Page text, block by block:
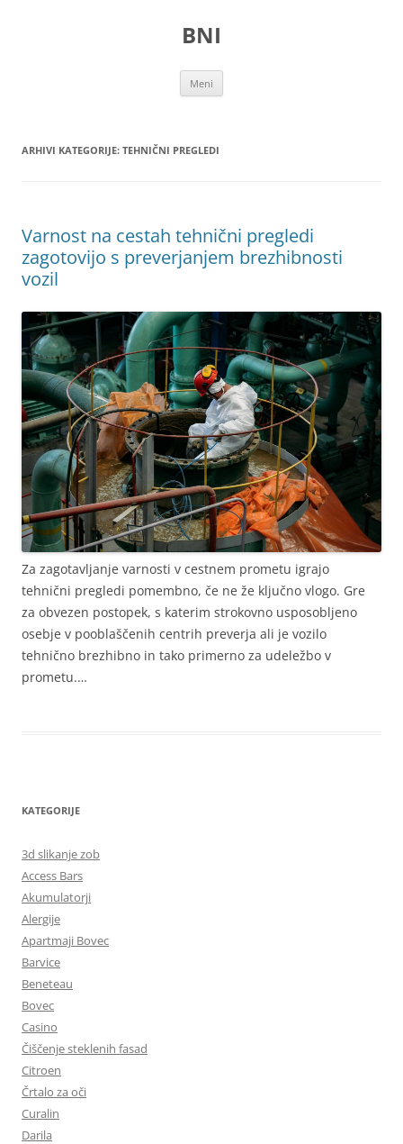
BNI
Meni
ARHIVI KATEGORIJE: TEHNIČNI PREGLEDI
Varnost na cestah tehnični pregledi
zagotovijo s preverjanjem brezhibnosti
vozil
Za zagotavljanje varnosti v cestnem prometu igrajo
tehnični pregledi pomembno, če ne že ključno vlogo. Gre
za obvezen postopek, s katerim strokovno usposobljeno
osebje v pooblaščenih centrih preverja ali je vozilo
tehnično brezhibno in tako primerno za udeležbo v
prometu.…
KATEGORIJE
3d slikanje zob
Access Bars
Akumulatorji
Alergije
Apartmaji Bovec
Barvice
Beneteau
Bovec
Casino
Čiščenje steklenih fasad
Citroen
Črtalo za oči
Curalin
Darila